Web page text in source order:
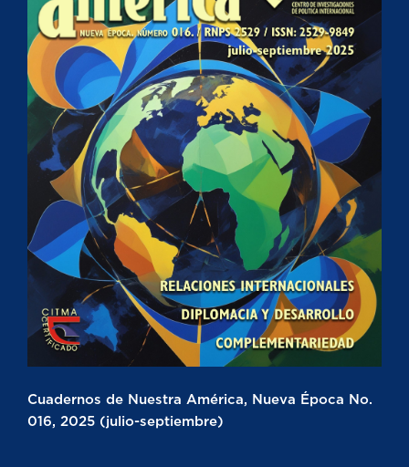
Cuadernos de Nuestra América, Nueva Época No.
016, 2025 (julio-septiembre)